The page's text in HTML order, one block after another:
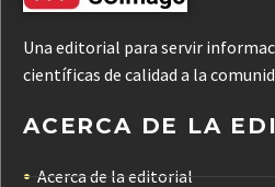
Una editorial para servir
científicas de calidad a la
ACERCA DE LA
Acerca de la editorial